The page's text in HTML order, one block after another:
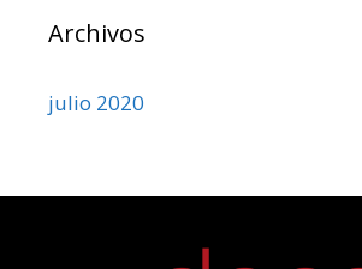
Archivos
julio 2020